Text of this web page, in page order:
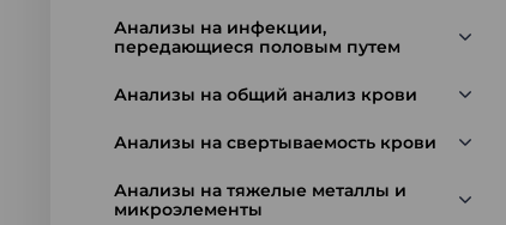
Анализы на инфекции,
передающиеся половым путем
Анализы на общий анализ крови
Анализы на свертываемость крови
Анализы на тяжелые металлы и
микроэлементы